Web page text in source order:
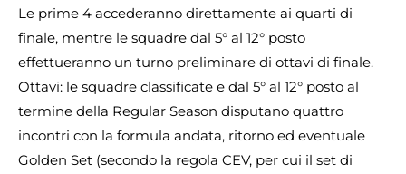
Le prime 4 accederanno direttamente ai quarti di
finale, mentre le squadre dal 5° al 12° posto
effettueranno un turno preliminare di ottavi di finale.
Ottavi: le squadre classificate e dal 5° al 12° posto al
termine della Regular Season disputano quattro
incontri con la formula andata, ritorno ed eventuale
Golden Set (secondo la regola CEV, per cui il set di